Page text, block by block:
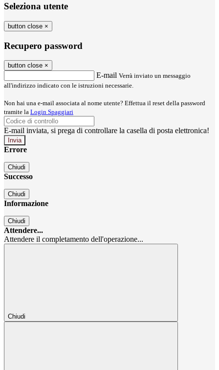
Seleziona utente
button close ×
Recupero password
button close ×
E-mail Verrà inviato un messaggio
all'indirizzo indicato con le istruzioni necessarie.
Non hai una e-mail associata al nome utente? Effettua il reset della password
tramite la Login Spaggiari
E-mail inviata, si prega di controllare la casella di posta elettronica!
Errore
Chiudi
Successo
Chiudi
Informazione
Chiudi
Attendere...
Attendere il completamento dell'operazione...
Chiudi